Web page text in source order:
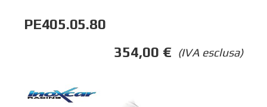
PE405.05.80
(IVA esclusa)
354,00 €